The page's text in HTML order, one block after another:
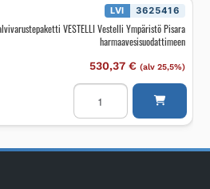
LVI 3625416
VESTELLI Vestelli Ympäristö Pisara
harmaavesisuodattimeen
530,37 € (alv 25,5%)
Talvivarustepaketti
VESTELLI
Vestelli
Ympäristö
määrä